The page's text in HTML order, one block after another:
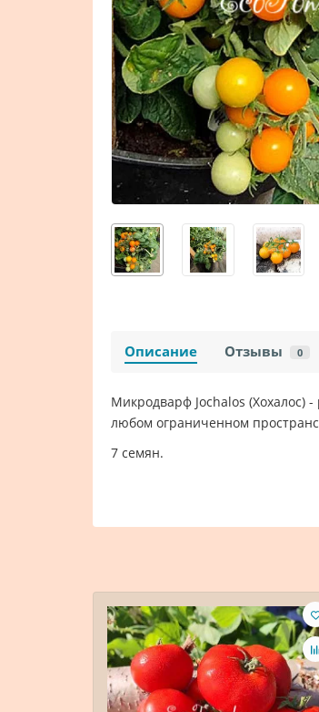
Описание Отзывы 0
Микродварф Jochalos (Хохалос)
любом ограниченном
7 семян.